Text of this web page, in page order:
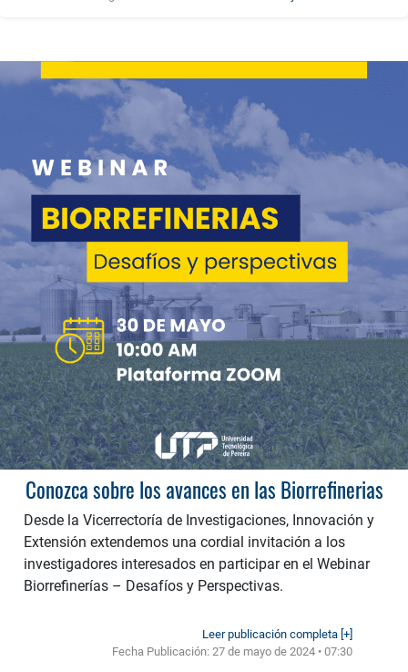
Conozca sobre los avances en las Biorrefinerias
Desde la Vicerrectoría de Investigaciones, Innovación y
Extensión extendemos una cordial invitación a los
investigadores interesados en participar en el Webinar
Biorrefinerías – Desafíos y Perspectivas.
Leer publicación completa [+]
Fecha Publicación:27 de mayo de 2024 • 07:30